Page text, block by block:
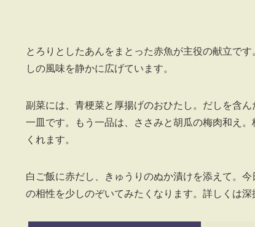
とろりとしたあんをまとった赤魚が主役の献立で
しの風味を静かに広げています。
副菜には、青梗菜と厚揚げのおひたし。だしを含
一皿です。もう一品は、ささみと胡瓜の梅肉和え
くれます。
白ご飯に赤だし、きゅうりのぬか漬けを添えて。
の相性を少しのぞいてみたくなります。詳しくは深